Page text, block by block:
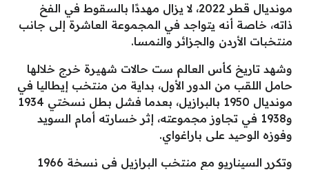
مونديال قطر 2022، لا يزال مهددًا بالسقوط في الفخ
ذاته، خاصة أنه يتواجد في المجموعة العاشرة إلى جانب
منتخبات الأردن والجزائر والنمسا.
وشهد تاريخ كأس العالم ست حالات شهيرة خرج خلالها
حامل اللقب من الدور الأول، بداية من منتخب إيطاليا في
مونديال 1950 بالبرازيل، بعدما فشل بطل نسختي 1934
و1938 في تجاوز مجموعته، إثر خسارته أمام السويد
وفوزه الوحيد على باراغواي.
وتكرر السيناريو مع منتخب البرازيل في نسخة 1966